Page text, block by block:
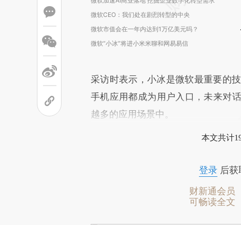
微软CEO：我们处在剧烈转型的中央
微软市值会在一年内达到1万亿美元吗？
微软“小冰”将进小米米聊和网易易信
采访时表示，小冰是微软最重要的
手机应用都成为用户入口，未来对
越多的应用场景中。
本文共计
登录后获
财新通会员
可畅读全文